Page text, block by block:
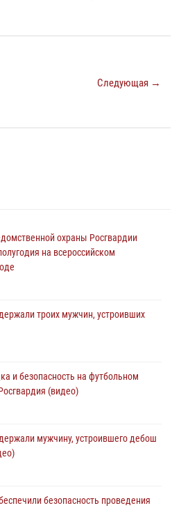
Следующая →
охраны Росгвардии
на всероссийском
троих мужчин, устроивших
и безопасность на футбольном
(видео)
мужчину, устроившего дебош
безопасность проведения